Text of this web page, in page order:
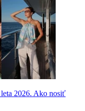
2026. Ako nosiť